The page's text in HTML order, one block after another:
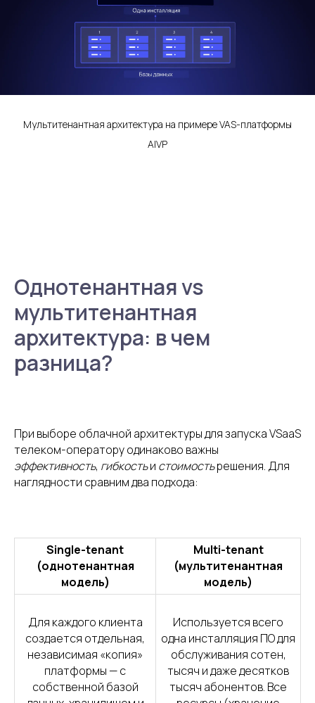
Мультитенантная архитектура на примере VAS-платформы
AIVP
Однотенантная vs
мультитенантная
архитектура: в чем
разница?
При выборе облачной архитектуры для запуска VSaaS
телеком-оператору одинаково важны
эффективность, гибкостьи стоимостьрешения. Для
наглядности сравним два подхода:
Single-tenant
(однотенантная
модель)
Multi-tenant
(мультитенантная
модель)
Для каждого клиента
создается отдельная,
независимая «копия»
платформы — с
собственной базой
Используется всего
одна инсталляция ПО для
обслуживания сотен,
тысяч и даже десятков
тысяч абонентов. Все